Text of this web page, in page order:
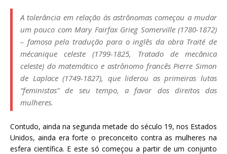
A tolerância em relação às astrônomas começou a mudar
um pouco com Mary Fairfax Grieg Somerville (1780-1872)
– famosa pela tradução para o inglês da obra Traité de
mécanique celeste (1799-1825, Tratado de mecânica
celeste) do matemático e astrônomo francês Pierre Simon
de Laplace (1749-1827), que liderou as primeiras lutas
“feministas” de seu tempo, a favor dos direitos das
mulheres.
Contudo, ainda na segunda metade do século 19, nos Estados
Unidos, ainda era forte o preconceito contra as mulheres na
esfera científica. E este só começou a partir de um conjunto